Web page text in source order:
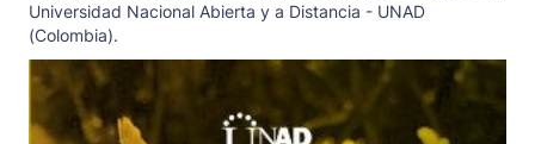
Universidad Nacional Abierta y a Distancia - UNAD
(Colombia).